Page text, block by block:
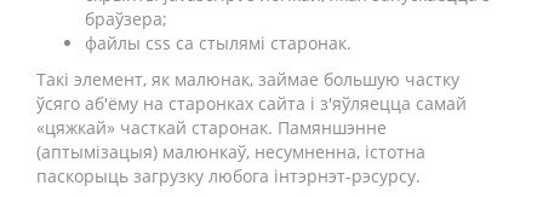
браўзера;
файлы css са стылямі старонак.
Такі элемент, як малюнак, займае большую частку
ўсяго аб'ёму на старонках сайта і з'яўляецца самай
«цяжкай» часткай старонак. Памяншэнне
(аптымізацыя) малюнкаў, несумненна, істотна
паскорыць загрузку любога інтэрнэт-рэсурсу.